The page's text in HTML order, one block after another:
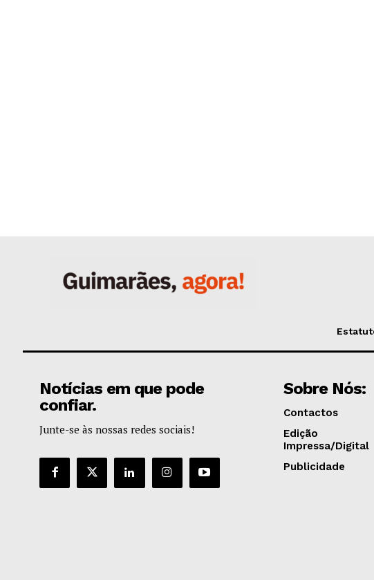
Notícias em que pode
confiar.
Junte-se às nossas redes sociais!
Sobre Nós:
Contactos
Edição
Impressa/Digital
Publicidade